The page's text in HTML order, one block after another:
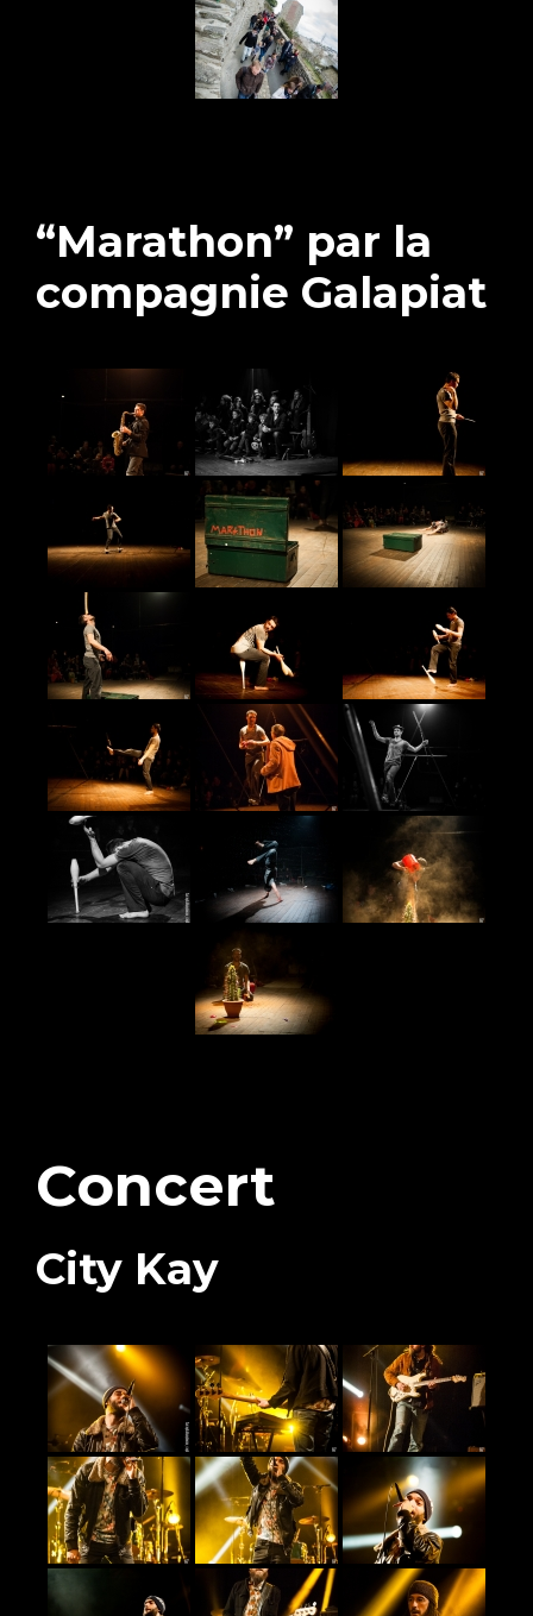
“Marathon” par la
compagnie Galapiat
Concert
City Kay